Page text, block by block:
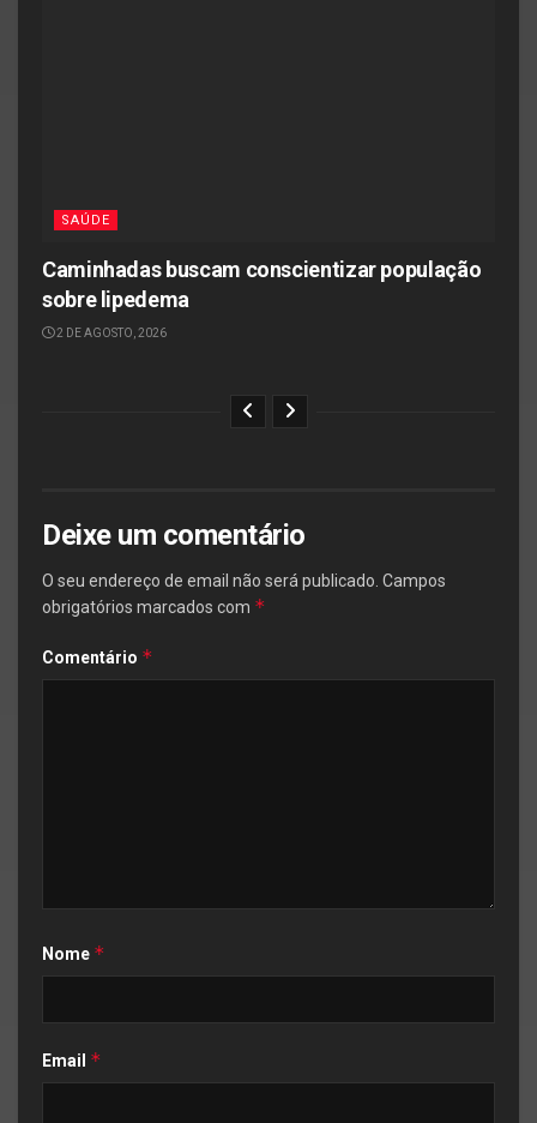
SAÚDE
Caminhadas buscam conscientizar população
sobre lipedema
2 DE AGOSTO, 2026
Deixe um comentário
O seu endereço de email não será publicado. Campos
obrigatórios marcados com *
Comentário *
Nome *
Email *